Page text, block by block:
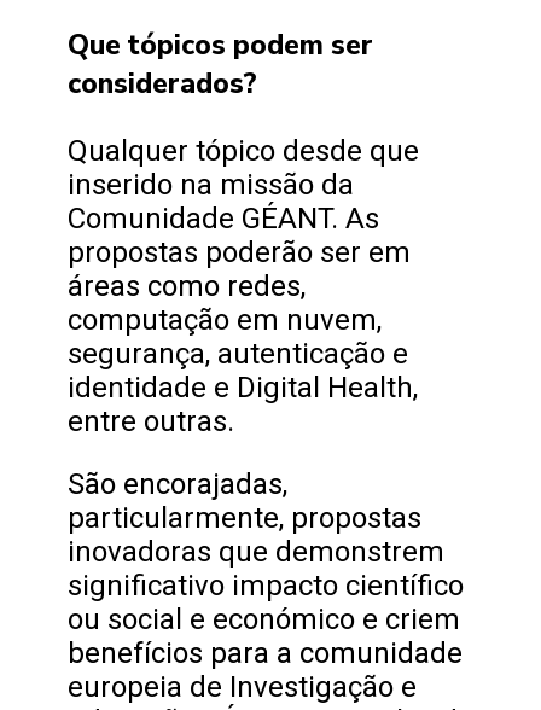
Que tópicos podem ser
considerados?
Qualquer tópico desde que
inserido na missão da
Comunidade GÉANT. As
propostas poderão ser em
áreas como redes,
computação em nuvem,
segurança, autenticação e
identidade e Digital Health,
entre outras.
São encorajadas,
particularmente, propostas
inovadoras que demonstrem
significativo impacto científico
ou social e económico e criem
benefícios para a comunidade
europeia de Investigação e